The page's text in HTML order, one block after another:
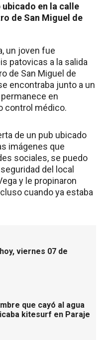
ubicado en la calle
de San Miguel de
un joven fue
patovicas a la salida
de San Miguel de
encontraba junto a un
en
control médico.
de un pub ubicado
imágenes que
sociales, se puedo
del local
y le propinaron
cuando ya estaba
viernes 07 de
que cayó al agua
kitesurf en Paraje